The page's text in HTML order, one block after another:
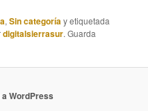
,Sin categoríay etiquetada
digitalsierrasur. Guarda
WordPress